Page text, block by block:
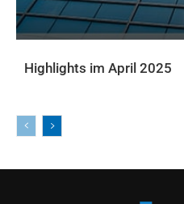
Highlights im April 2025